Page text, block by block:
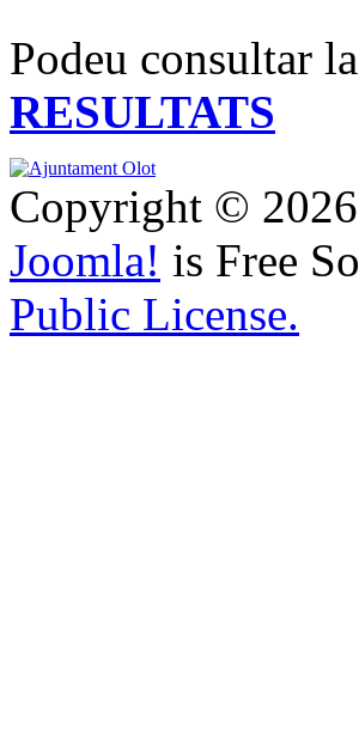
Podeu consultar
RESULTATS
Copyright ©
Joomla! is Free
Public License.